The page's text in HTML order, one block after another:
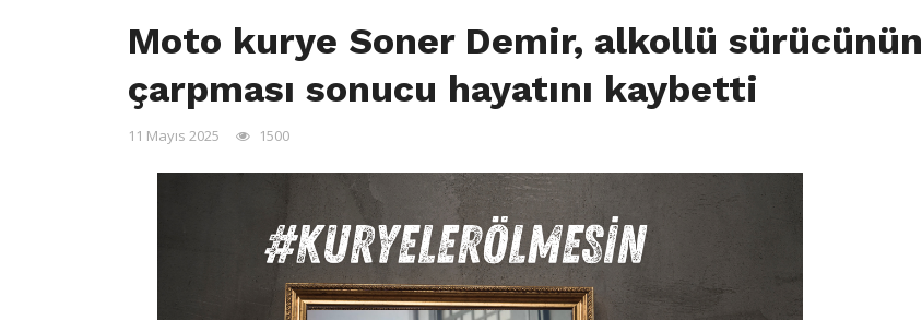
Moto kurye Soner Demir, alkollü sürücünün
çarpması sonucu hayatını kaybetti
11 Mayıs 2025 1500